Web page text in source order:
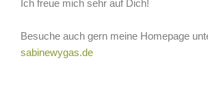
Ich freue mich sehr auf Dich!
Besuche auch gern meine Homepage
sabinewygas.de